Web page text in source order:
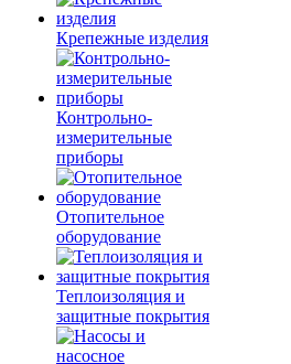
Крепежные изделия
Контрольно-
измерительные
приборы
Отопительное
оборудование
Теплоизоляция и
защитные покрытия